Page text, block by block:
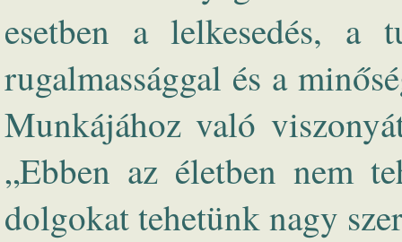
esetben a lelkesedés, a
rugalmassággal és a
Munkájához való
„Ebben az életben nem
dolgokat tehetünk nagy